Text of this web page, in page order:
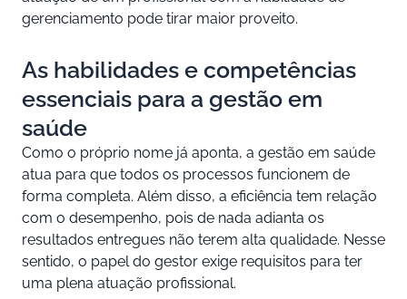
gerenciamento pode tirar maior proveito.
As habilidades e competências
essenciais para a gestão em
saúde
Como o próprio nome já aponta, a gestão em saúde
atua para que todos os processos funcionem de
forma completa. Além disso, a eficiência tem relação
com o desempenho, pois de nada adianta os
resultados entregues não terem alta qualidade. Nesse
sentido, o papel do gestor exige requisitos para ter
uma plena atuação profissional.